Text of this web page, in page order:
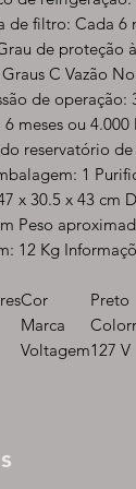
filtro: Cada 6
de proteção
C Vazão
de operação:
meses ou
reservatório
1
x 30.5 x 43 cm
Peso
12 Kg
Cor
Preto
Marca
Voltagem127 V